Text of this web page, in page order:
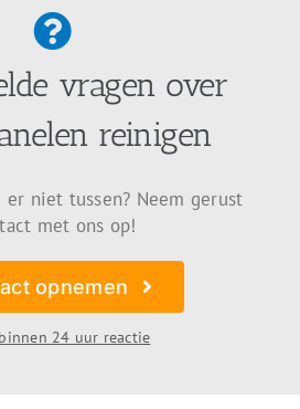
vragen over
reinigen
er niet tussen? Neem gerust
met ons op!
opnemen
24 uur reactie